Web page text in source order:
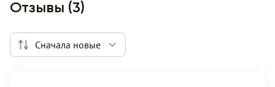
Отзывы (3)
Сначала новые